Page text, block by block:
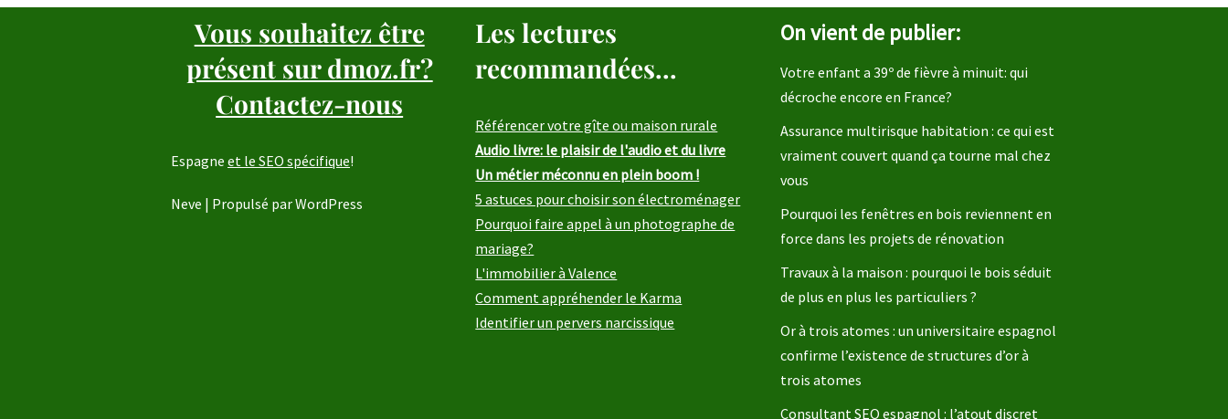
Vous souhaitez être
présent sur dmoz.fr?
Contactez-nous
Espagne et le SEO spécifique!
Neve | Propulsé parWordPress
Les lectures
recommandées...
Référencer votre gîte ou maison rurale
Audio livre: le plaisir de l'audio et du livre
Un métier méconnu en plein boom !
5 astuces pour choisir son électroménager
Pourquoi faire appel à un photographe de
mariage?
L'immobilier à Valence
Comment appréhender le Karma
Identifier un pervers narcissique
On vient de publier:
Votre enfant a 39º de fièvre à minuit: qui
décroche encore en France?
Assurance multirisque habitation : ce qui est
vraiment couvert quand ça tourne mal chez
vous
Pourquoi les fenêtres en bois reviennent en
force dans les projets de rénovation
Travaux à la maison : pourquoi le bois séduit
de plus en plus les particuliers ?
Or à trois atomes : un universitaire espagnol
confirme l’existence de structures d’or à
trois atomes
Consultant SEO espagnol : l’atout discret